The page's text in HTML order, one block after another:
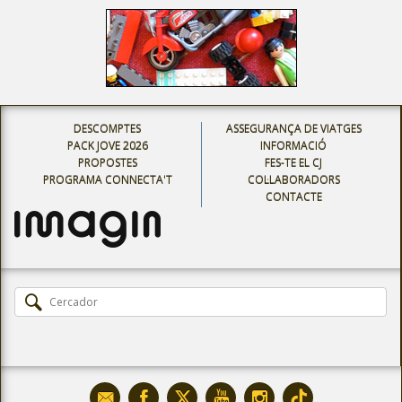
DESCOMPTES
PACK JOVE 2026
PROPOSTES
PROGRAMA CONNECTA'T
ASSEGURANÇA DE VIATGES
INFORMACIÓ
FES-TE EL CJ
COL·LABORADORS
CONTACTE